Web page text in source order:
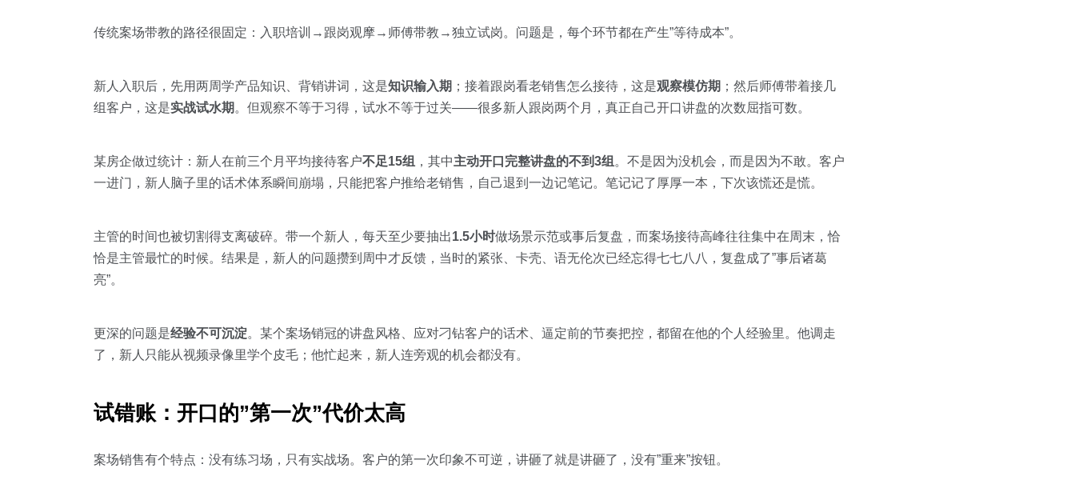
传统案场带教的路径很固定：入职培训→跟岗观摩→师傅带教→独立试岗。问题是，每个环节都在产生”等待成本”。
新人入职后，先用两周学产品知识、背销讲词，这是知识输入期 ；接着跟岗看老销售怎么接待，这是观察模仿期 ；然后师傅带着接几
组客户，这是实战试水期 。但观察不等于习得，试水不等于过关——很多新人跟岗两个月，真正自己开口讲盘的次数屈指可数。
某房企做过统计：新人在前三个月平均接待客户不足15组 ，其中主动开口完整讲盘的不到3组 。不是因为没机会，而是因为不敢。客户
一进门，新人脑子里的话术体系瞬间崩塌，只能把客户推给老销售，自己退到一边记笔记。笔记记了厚厚一本，下次该慌还是慌。
主管的时间也被切割得支离破碎。带一个新人，每天至少要抽出1.5小时做场景示范或事后复盘，而案场接待高峰往往集中在周末，恰
恰是主管最忙的时候。结果是，新人的问题攒到周中才反馈，当时的紧张、卡壳、语无伦次已经忘得七七八八，复盘成了”事后诸葛
亮”。
更深的问题是经验不可沉淀。某个案场销冠的讲盘风格、应对刁钻客户的话术、逼定前的节奏把控，都留在他的个人经验里。他调走
了，新人只能从视频录像里学个皮毛；他忙起来，新人连旁观的机会都没有。
试错账：开口的”第一次”代价太高
案场销售有个特点：没有练习场，只有实战场。客户的第一次印象不可逆，讲砸了就是讲砸了，没有”重来”按钮。